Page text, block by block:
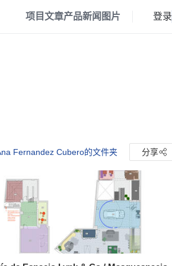
项目文章产品新闻 图片 登录
Fernandez Cubero的文件夹 分享